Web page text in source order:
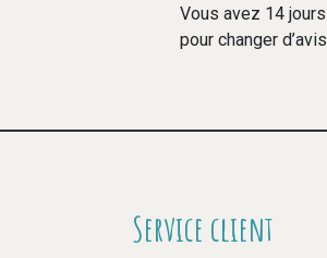
Vous avez 14 jours
pour changer d’avis
Service client